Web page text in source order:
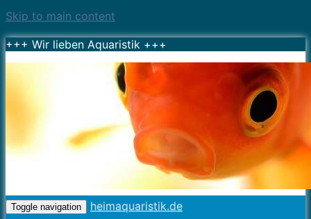
Skip to main content
+++ Wir lieben Aquaristik +++
Toggle navigation heimaquaristik.de